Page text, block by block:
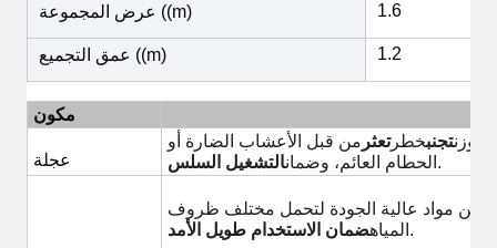
عرض المجموعة ((m) 1.6
عمق التجميع ((m) 1.2
مكون
عجلة
تجنبخطرتعثر من قبل الأعشاب الضارة أو
الحطام العائم، وضمانالتشغيل السلس .
من مواد عالية الجودة لتحمل مختلف ظروف
المياهضمان الاستخدام طويل الأمد .